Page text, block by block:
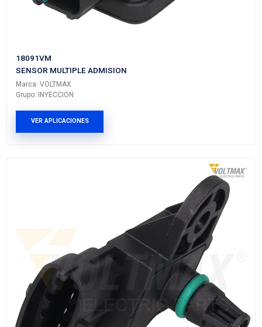
18221VM
SENSOR MULTIPLE ADMISION
Marca: VOLTMAX
Grupo: INYECCION
VER APLICACIONES